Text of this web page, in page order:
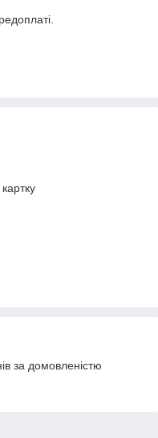
за домовленістю